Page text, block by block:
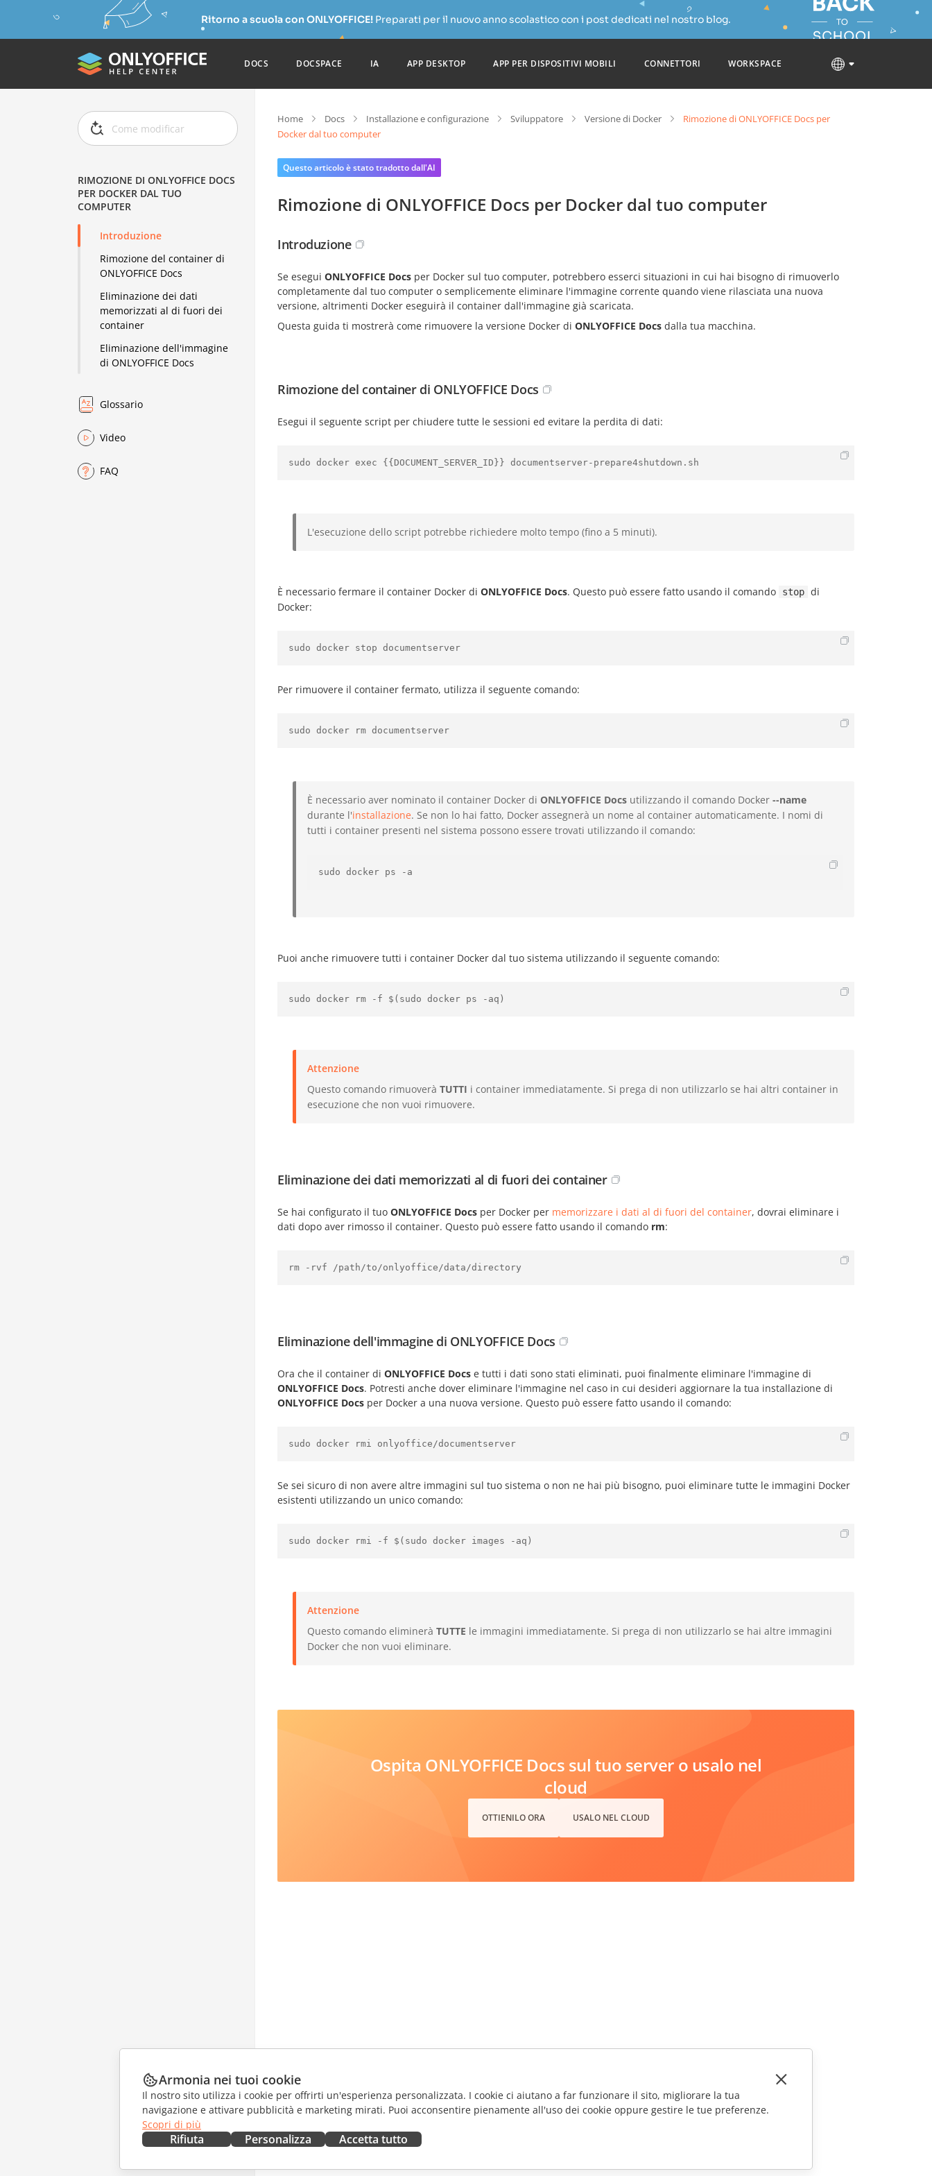
Ritorno a scuola con ONLYOFFICE! Preparati per il nuovo anno scolastico con i post dedicati nel nostro blog.
DOCS DOCSPACE IA APP DESKTOP APP PER DISPOSITIVI MOBILI CONNETTORI WORKSPACE
RIMOZIONE DI ONLYOFFICE DOCS
PER DOCKER DAL TUO
COMPUTER
Introduzione
Rimozione del container di
ONLYOFFICE Docs
Eliminazione dei dati
memorizzati al di fuori dei
container
Eliminazione dell'immagine
di ONLYOFFICE Docs
Glossario
Video
FAQ
Home Docs Installazione e configurazione Sviluppatore Versione di Docker
Rimozione di ONLYOFFICE Docs per
Docker dal tuo computer
Questo articolo è stato tradotto dall'AI
Rimozione di ONLYOFFICE Docs per Docker dal tuo computer
Introduzione
Se esegui ONLYOFFICE Docs per Docker sul tuo computer, potrebbero esserci situazioni in cui hai bisogno di rimuoverlo
completamente dal tuo computer o semplicemente eliminare l'immagine corrente quando viene rilasciata una nuova
versione, altrimenti Docker eseguirà il container dall'immagine già scaricata.
Questa guida ti mostrerà come rimuovere la versione Docker di ONLYOFFICE Docs dalla tua macchina.
Rimozione del container di ONLYOFFICE Docs
Esegui il seguente script per chiudere tutte le sessioni ed evitare la perdita di dati:
sudo docker exec {{DOCUMENT_SERVER_ID}} documentserver-prepare4shutdown.sh
L'esecuzione dello script potrebbe richiedere molto tempo (fino a 5 minuti).
È necessario fermare il container Docker di ONLYOFFICE Docs. Questo può essere fatto usando il comando stop di
Docker:
sudo docker stop documentserver
Per rimuovere il container fermato, utilizza il seguente comando:
sudo docker rm documentserver
È necessario aver nominato il container Docker di ONLYOFFICE Docs utilizzando il comando Docker --name
durante l'installazione. Se non lo hai fatto, Docker assegnerà un nome al container automaticamente. I nomi di
tutti i container presenti nel sistema possono essere trovati utilizzando il comando:
sudo docker ps -a
Puoi anche rimuovere tutti i container Docker dal tuo sistema utilizzando il seguente comando:
sudo docker rm -f $(sudo docker ps -aq)
Attenzione
Questo comando rimuoverà TUTTI i container immediatamente. Si prega di non utilizzarlo se hai altri container in
esecuzione che non vuoi rimuovere.
Eliminazione dei dati memorizzati al di fuori dei container
Se hai configurato il tuo ONLYOFFICE Docs per Docker per memorizzare i dati al di fuori del container, dovrai eliminare i
dati dopo aver rimosso il container. Questo può essere fatto usando il comando rm:
rm -rvf /path/to/onlyoffice/data/directory
Eliminazione dell'immagine di ONLYOFFICE Docs
Ora che il container di ONLYOFFICE Docs e tutti i dati sono stati eliminati, puoi finalmente eliminare l'immagine di
ONLYOFFICE Docs. Potresti anche dover eliminare l'immagine nel caso in cui desideri aggiornare la tua installazione di
ONLYOFFICE Docs per Docker a una nuova versione. Questo può essere fatto usando il comando:
sudo docker rmi onlyoffice/documentserver
Se sei sicuro di non avere altre immagini sul tuo sistema o non ne hai più bisogno, puoi eliminare tutte le immagini Docker
esistenti utilizzando un unico comando:
sudo docker rmi -f $(sudo docker images -aq)
Attenzione
Questo comando eliminerà TUTTE le immagini immediatamente. Si prega di non utilizzarlo se hai altre immagini
Docker che non vuoi eliminare.
Ospita ONLYOFFICE Docs sul tuo server o usalo nel
cloud
OTTIENILO ORA USALO NEL CLOUD
Armonia nei tuoi cookie
Il nostro sito utilizza i cookie per offrirti un'esperienza personalizzata. I cookie ci aiutano a far funzionare il sito, migliorare la tua
navigazione e attivare pubblicità e marketing mirati. Puoi acconsentire pienamente all'uso dei cookie oppure gestire le tue preferenze.
Scopri di più
Rifiuta Personalizza Accetta tutto